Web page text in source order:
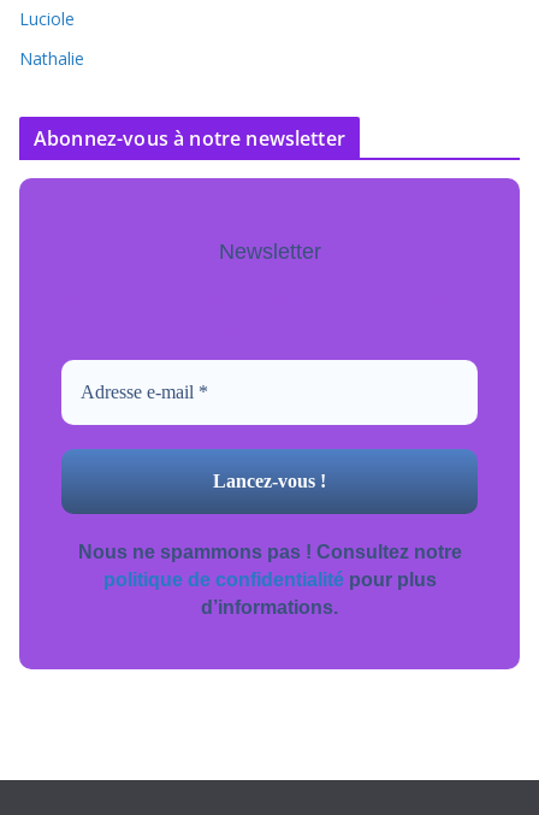
Luciole
Nathalie
Abonnez-vous à notre newsletter
Newsletter
Nous ne spammons pas ! Consultez notre
politique de confidentialitépour plus
d’informations.